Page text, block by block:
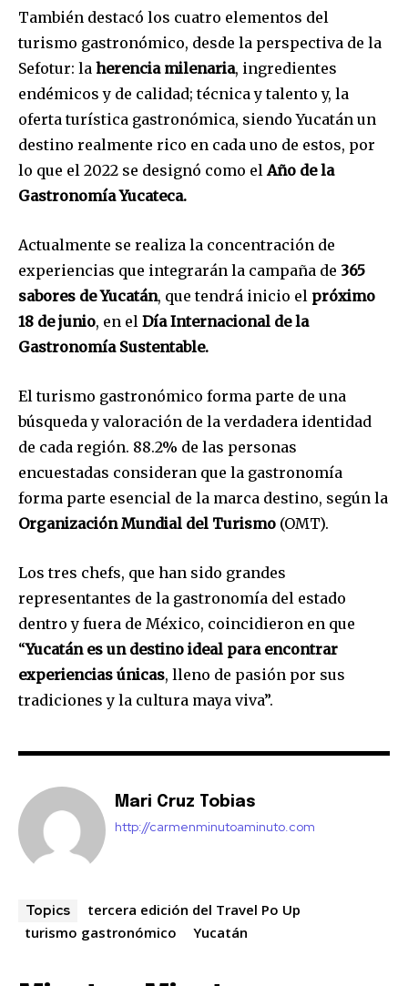
También destacó los cuatro elementos del
turismo gastronómico, desde la perspectiva de la
Sefotur: la herencia milenaria, ingredientes
endémicos y de calidad; técnica y talento y, la
oferta turística gastronómica, siendo Yucatán un
destino realmente rico en cada uno de estos, por
lo que el 2022 se designó como el Año de la
Gastronomía Yucateca.
Actualmente se realiza la concentración de
experiencias que integrarán la campaña de 365
sabores de Yucatán, que tendrá inicio el próximo
18 de junio, en el Día Internacional de la
Gastronomía Sustentable.
El turismo gastronómico forma parte de una
búsqueda y valoración de la verdadera identidad
de cada región. 88.2% de las personas
encuestadas consideran que la gastronomía
forma parte esencial de la marca destino, según la
Organización Mundial del Turismo (OMT).
Los tres chefs, que han sido grandes
representantes de la gastronomía del estado
dentro y fuera de México, coincidieron en que
“Yucatán es un destino ideal para encontrar
experiencias únicas, lleno de pasión por sus
tradiciones y la cultura maya viva”.
Mari Cruz Tobias
http://carmenminutoaminuto.com
Topics
tercera edición del Travel Po Up
turismo gastronómico
Yucatán